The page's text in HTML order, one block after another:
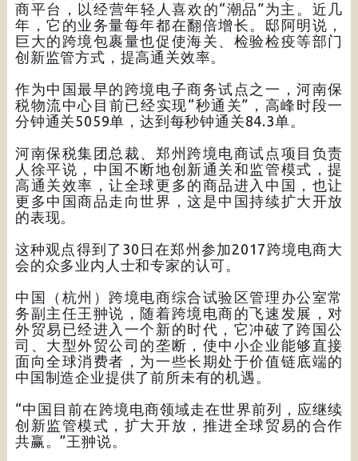
商平台，以经营年轻人喜欢的“潮品”为主。近几
年，它的业务量每年都在翻倍增长。邸阿明说，
巨大的跨境包裹量也促使海关、检验检疫等部门
创新监管方式，提高通关效率。
作为中国最早的跨境电子商务试点之一，河南保
税物流中心目前已经实现“秒通关”，高峰时段一
分钟通关5059单，达到每秒钟通关84.3单。
河南保税集团总裁、郑州跨境电商试点项目负责
人徐平说，中国不断地创新通关和监管模式，提
高通关效率，让全球更多的商品进入中国，也让
更多中国商品走向世界，这是中国持续扩大开放
的表现。
这种观点得到了30日在郑州参加2017跨境电商大
会的众多业内人士和专家的认可。
中国（杭州）跨境电商综合试验区管理办公室常
务副主任王翀说，随着跨境电商的飞速发展，对
外贸易已经进入一个新的时代，它冲破了跨国公
司、大型外贸公司的垄断，使中小企业能够直接
面向全球消费者，为一些长期处于价值链底端的
中国制造企业提供了前所未有的机遇。
“中国目前在跨境电商领域走在世界前列，应继续
创新监管模式，扩大开放，推进全球贸易的合作
共赢。”王翀说。